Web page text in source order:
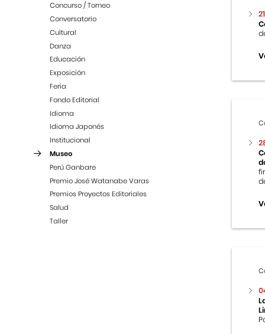
Concurso / Torneo
Conversatorio
Cultural
Danza
Educación
Exposición
Feria
Fondo Editorial
Idioma
Idioma Japonés
Institucional
Museo
Perú Ganbare
Premio José Watanabe Varas
Premios Proyectos Editoriales
Salud
Taller